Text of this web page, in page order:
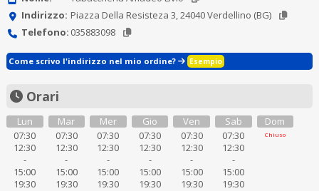
Indirizzo: Piazza Della Resisteza 3, 24040 Verdellino (BG)
Telefono: 035883098
Come scrivo l'indirizzo nel mio ordine? Esempio
Orari
Lun
07:30
12:30
-
15:00
19:30
Mar
07:30
12:30
-
15:00
19:30
Mer
07:30
12:30
-
15:00
19:30
Gio
07:30
12:30
-
15:00
19:30
Ven
07:30
12:30
-
15:00
19:30
Sab
07:30
12:30
-
15:00
19:30
Dom
Chiuso